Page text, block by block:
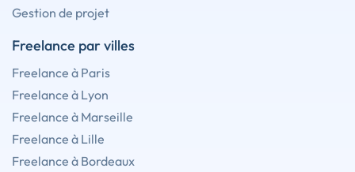
Gestion de projet
Freelance par villes
Freelance à Paris
Freelance à Lyon
Freelance à Marseille
Freelance à Lille
Freelance à Bordeaux